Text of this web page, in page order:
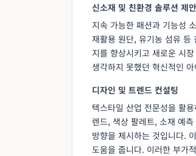
신소재 및 친환경 솔루션 제안
지속 가능한 패션과 기능성
재활용 원단, 유기농 섬유 등
지를 향상시키고 새로운 시
생각하지 못했던 혁신적인
디자인 및 트렌드 컨설팅
텍스타일 산업 전문성을 활
렌드, 색상 팔레트, 소재 예
방향을 제시하는 것입니다.
도움을 줍니다. 이러한 부가